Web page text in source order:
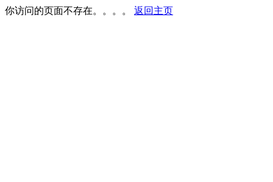
你访问的页面不存在。。。。 返回主页